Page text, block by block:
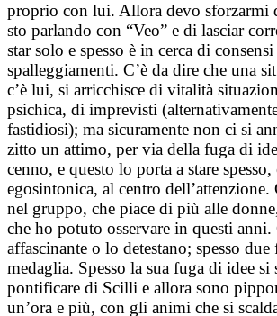
proprio con lui. Allora devo sforzarmi
sto parlando con “Veo” e di lasciar
star solo e spesso è in cerca di consensi
spalleggiamenti. C’è da dire che una
c’è lui, si arricchisce di vitalità
psichica, di imprevisti
fastidiosi); ma sicuramente non ci si
zitto un attimo, per via della fuga di
cenno, e questo lo porta a stare
egosintonica, al centro
nel gruppo, che piace di più alle
che ho potuto osservare in questi
affascinante o lo detestano; spesso due
medaglia. Spesso la sua fuga di idee si
pontificare di Scilli e allora sono
un’ora e più, con gli animi che si